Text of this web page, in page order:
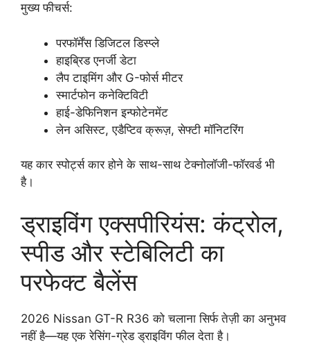
मुख्य फीचर्स:
परफॉर्मेंस डिजिटल डिस्प्ले
हाइब्रिड एनर्जी डेटा
लैप टाइमिंग और G-फोर्स मीटर
स्मार्टफोन कनेक्टिविटी
हाई-डेफिनिशन इन्फोटेनमेंट
लेन असिस्ट, एडैप्टिव क्रूज़, सेफ्टी मॉनिटरिंग
यह कार स्पोर्ट्स कार होने के साथ-साथ टेक्नोलॉजी-फॉरवर्ड भी
है।
ड्राइविंग एक्सपीरियंस: कंट्रोल,
स्पीड और स्टेबिलिटी का
परफेक्ट बैलेंस
2026 Nissan GT-R R36 को चलाना सिर्फ तेज़ी का अनुभव
नहीं है—यह एक रेसिंग-ग्रेड ड्राइविंग फील देता है।